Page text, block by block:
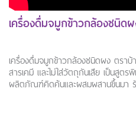
เครื่องดื่มจมูกข้าวกล้องชนิดผ
เครื่องดื่มจมูกข้าวกล้องชนิดผง ตราบ้
สารเคมี และไม่ใส่วัตถุกันเสีย เป็นสูต
ผลิตภัณฑ์คิดค้นและผสมผสานขึ้นมา